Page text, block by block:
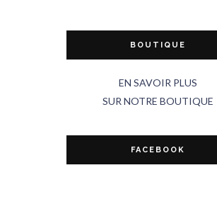
BOUTIQUE
EN SAVOIR PLUS
SUR NOTRE BOUTIQUE
FACEBOOK